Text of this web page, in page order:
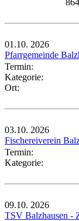
01.10. 2026
Pfarrgemeinde
Termin:
Kategorie:
Ort:
03.10. 2026
Fischereiverein
Termin:
Kategorie:
09.10. 2026
TSV Balzhausen -